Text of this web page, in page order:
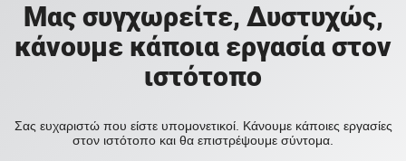
Μας συγχωρείτε, Δυστυχώς,
κάνουμε κάποια εργασία στον
ιστότοπο
Σας ευχαριστώ που είστε υπομονετικοί. Κάνουμε κάποιες εργασίες
στον ιστότοπο και θα επιστρέψουμε σύντομα.